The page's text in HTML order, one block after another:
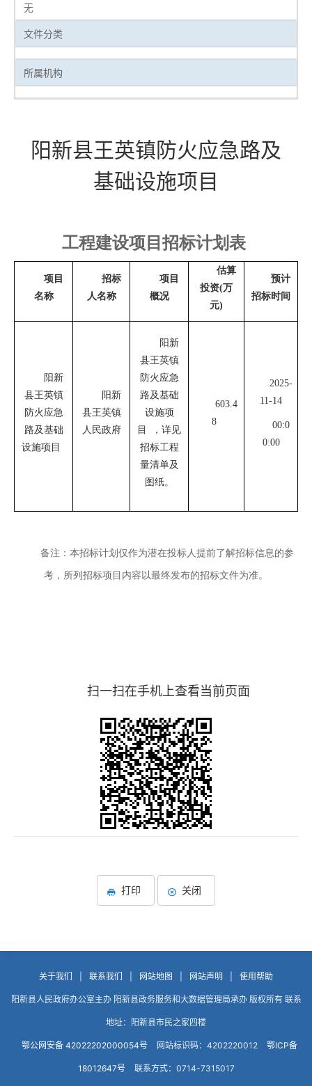
无
文件分类
所属机构
阳新县王英镇防火应急路及
基础设施项目
工程建设项目招标计划表
项目
名称
招标
人名称
项目
概况
估算
投资(万
元)
预计
招标时间
阳新
县王英镇
防火应急
路及基础
设施项目
阳新
县王英镇
人民政府
阳新
县王英镇
防火应急
路及基础
设施项
目
， 详见
招标工程
量清单及
图纸。
603.4
8
2025-
11-14
00:0
0:00
备注：本招标计划仅作为潜在投标人提前了解招标信息的参
考，所列招标项目内容以最终发布的招标文件为准。
扫一扫在手机上查看当前页面
打印 关闭
关于我们 联系我们 网站地图 网站声明 使用帮助
阳新县人民政府办公室主办 阳新县政务服务和大数据管理局承办 版权所有 联系
地址：阳新县市民之家四楼
鄂公网安备 42022202000054号 网站标识码：4202220012 鄂ICP备
18012647号 联系方式：0714-7315017